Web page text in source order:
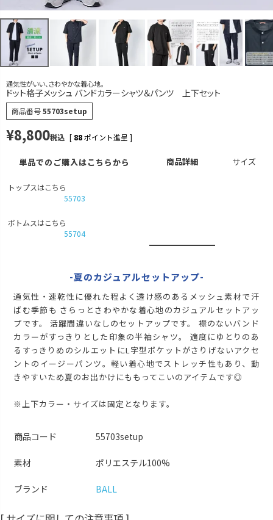
通気性がいい、さわやかな着心地。
ドット格子メッシュ バンドカラーシャツ＆パンツ 上下セット
商品番号55703setup
¥8,800税込 [ 88ポイント進呈 ]
M
L カートに入れる
LL カートに入れる
単品でのご購入はこちらから
トップスはこちら
55703
ボトムスはこちら
55704
商品詳細 サイズ
-夏のカジュアルセットアップ-
通気性・速乾性に優れた程よく透け感のあるメッシュ素材で汗
ばむ季節も さらっとさわやかな着心地のカジュアルセットアッ
プです。 活躍間違いなしのセットアップです。 襟のないバンド
カラーがすっきりとした印象の半袖シャツ。 適度にゆとりのあ
るすっきりめのシルエットにL字型ポケットがさりげないアクセ
ントのイージーパンツ。軽い着心地でストレッチ性もあり、動
きやすいため夏のお出かけにももってこいのアイテムです◎
※上下カラー・サイズは固定となります。
商品コード 55703setup
素材 ポリエステル100%
ブランド BALL